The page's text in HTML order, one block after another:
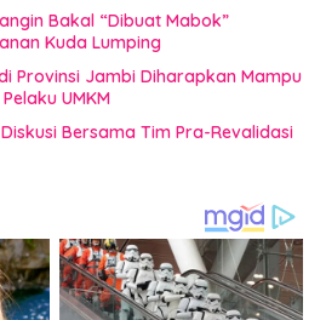
Bakal “Dibuat Mabok”
Kuda Lumping
Provinsi Jambi Diharapkan Mampu
UMKM
Bersama Tim Pra-Revalidasi